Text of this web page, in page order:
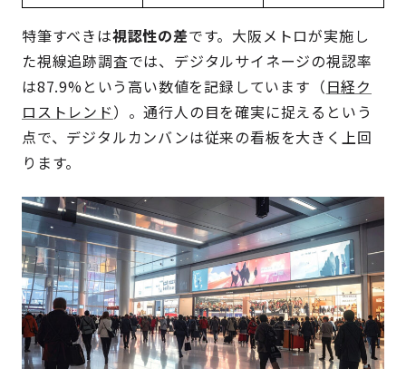
特筆すべきは視認性の差です。大阪メトロが実施し
た視線追跡調査では、デジタルサイネージの視認率
は87.9%という高い数値を記録しています（日経ク
ロストレンド）。通行人の目を確実に捉えるという
点で、デジタルカンバンは従来の看板を大きく上回
ります。